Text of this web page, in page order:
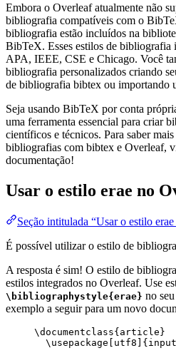
Embora o Overleaf atualmente não
bibliografia compatíveis com o
bibliografia estão incluídos na
BibTeX. Esses estilos de bibliografia
APA, IEEE, CSE e Chicago. Você
bibliografia personalizados criando
de bibliografia bibtex ou importando
Seja usando BibTeX por conta
uma ferramenta essencial para criar
científicos e técnicos. Para saber
bibliografias com bibtex e Overleaf,
documentação!
Usar o estilo erae no
Seção intitulada “Usar o estilo
É possível utilizar o estilo de
A resposta é sim! O estilo de
estilos integrados no Overleaf. Use
\bibliographystyle{erae} no
exemplo a seguir para um novo
\documentclass{ article }
\usepackage
utf8 ]{